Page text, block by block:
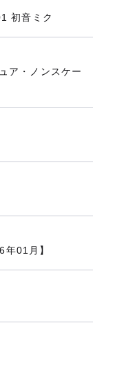
初音ミク
ア・ノンスケー
01月】